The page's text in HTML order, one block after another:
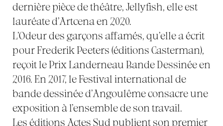
dernière pièce de théâtre, Jellyfish, elle est
lauréate d’Artcena en 2020.
L’Odeur des garçons affamés, qu’elle a écrit
pour Frederik Peeters (éditions Casterman),
reçoit le Prix Landerneau Bande Dessinée en
2016. En 2017, le Festival international de
bande dessinée d’Angoulême consacre une
exposition à l’ensemble de son travail.
Les éditions Actes Sud publient son premier